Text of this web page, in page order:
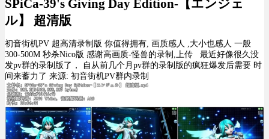
SPiCa-39's Giving Day Edition-【エンジェ
ル】 超清版
初音街机PV 超高清录制版 你值得拥有, 画质感人 ,大小也感人 一般
300-500M 秒杀Nico版 感谢高画质-怪兽的录制,上传 最近好像很久没
发pv群的录制版了， 自从前几个月pv群的录制版的疯狂爆发后需要 时
间来蓄力了 来源: 初音街机PV群内录制